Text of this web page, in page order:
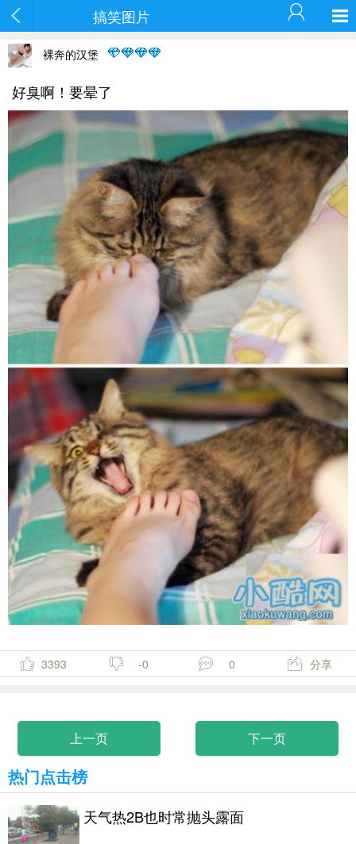
搞笑图片
裸奔的汉堡
好臭啊！要晕了
3393 -0 0 分享
上一页 下一页
热门点击榜
天气热2B也时常抛头露面